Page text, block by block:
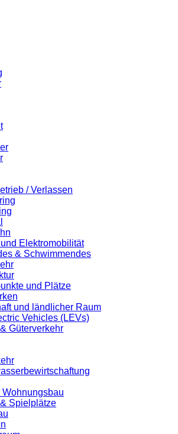
/ Verlassen
Elektromobilität
& Schwimmendes
und Plätze
und ländlicher Raum
Vehicles (LEVs)
Güterverkehr
Wohnungsbau
Spielplätze